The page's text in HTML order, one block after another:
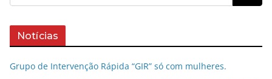
Notícias
Grupo de Intervenção Rápida “GIR” só com mulheres.